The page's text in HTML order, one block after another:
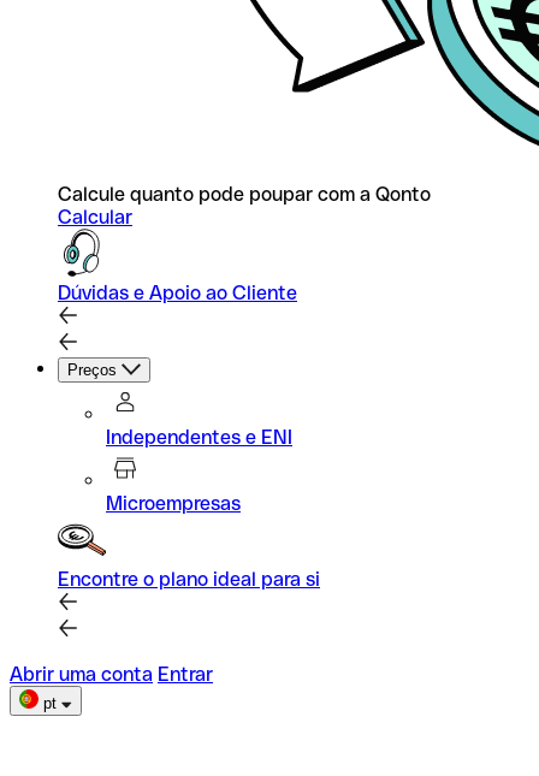
Calcule quanto pode poupar com a Qonto
Calcular
Dúvidas e Apoio ao Cliente
Preços
Independentes e ENI
Microempresas
Encontre o plano ideal para si
Abrir uma conta Entrar
pt